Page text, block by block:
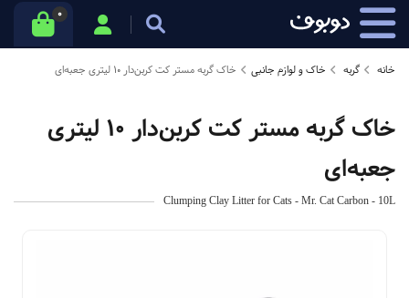
0
خانه گربه خاک و لوازم جانبی خاک گربه مستر کت کربن‌دار 10 لیتری جعبه‌ای
خاک گربه مستر کت کربن‌دار 10 لیتری
جعبه‌ای
Clumping Clay Litter for Cats - Mr. Cat Carbon - 10L